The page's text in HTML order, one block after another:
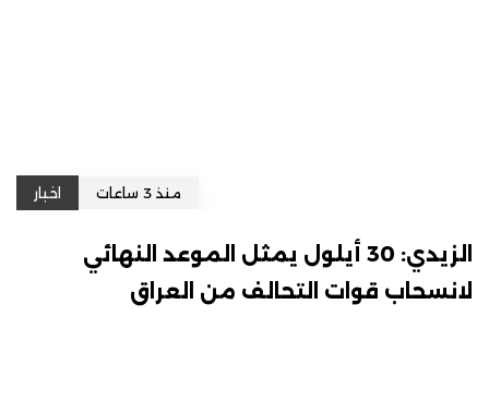
منذ 3 ساعات اخبار
الزيدي: 30 أيلول يمثل الموعد النهائي
لانسحاب قوات التحالف من العراق